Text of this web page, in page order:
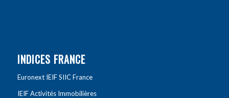
INDICES FRANCE
Euronext IEIF SIIC France
IEIF Activités Immobilières